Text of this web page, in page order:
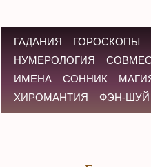
ГАДАНИЯ ГОРОСКОПЫ
НУМЕРОЛОГИЯ
ИМЕНА
СОННИК
ХИРОМАНТИЯ
ФЭН-ШУЙ